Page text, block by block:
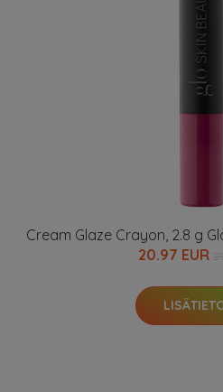
Cream Glaze Crayon, 2.8 g
20.97 EUR